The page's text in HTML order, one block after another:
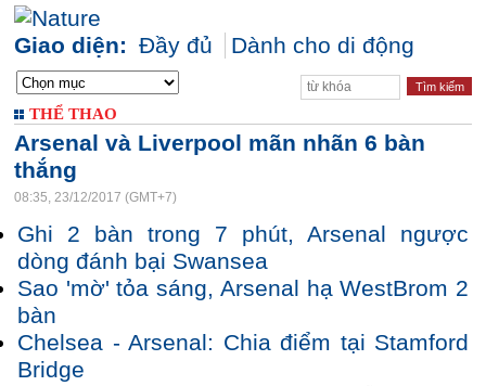
Giao diện: Đầy đủ Dành cho di động
THỂ THAO
Arsenal và Liverpool mãn nhãn 6 bàn
thắng
08:35, 23/12/2017 (GMT+7)
Ghi 2 bàn trong 7 phút, Arsenal ngược
dòng đánh bại Swansea
Sao 'mờ' tỏa sáng, Arsenal hạ WestBrom 2
bàn
Chelsea - Arsenal: Chia điểm tại Stamford
Bridge